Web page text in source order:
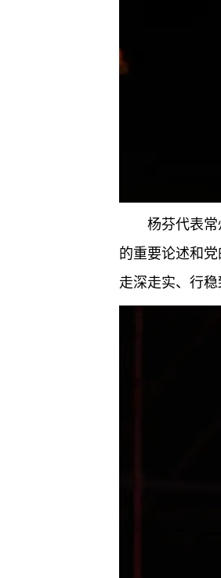
杨芬代表
的重要论述和
走深走实、行稳